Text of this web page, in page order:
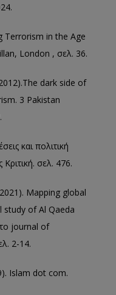
Terrorism in the Age
London , σελ. 36.
dark side of
3 Pakistan
και πολιτική
σελ. 476.
Mapping global
study of Al Qaeda
journal of
2-14.
Islam dot com.